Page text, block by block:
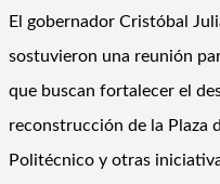
El gobernador Cristóbal
sostuvieron una reunión
que buscan fortalecer el
reconstrucción de la Plaza
Politécnico y otras